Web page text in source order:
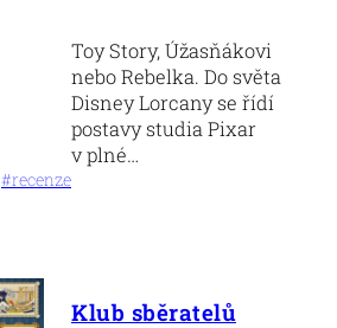
Toy Story, Úžasňákovi
nebo Rebelka. Do světa
Disney Lorcany se řídí
postavy studia Pixar
v plné…
#recenze
Klub sběratelů